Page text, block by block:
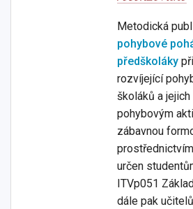
Metodická
pohybové
předškoláky
rozvíjející
školáků a
pohybovým
zábavnou
určen
ITVp051
dále pak